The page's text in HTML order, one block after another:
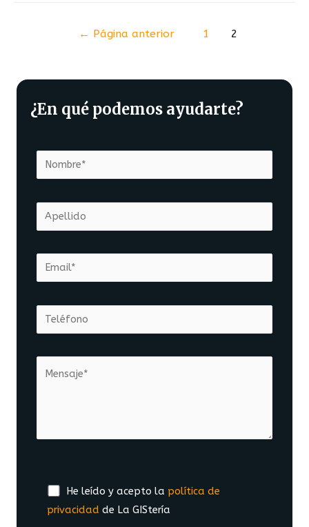
← Página anterior 1 2
¿En qué podemos ayudarte?
He leído y acepto la política de
privacidad de La GIStería